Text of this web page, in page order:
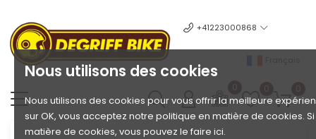
Nous utilisons des cookies
Nous utilisons des cookies pour vous offrir la meilleure
sur OK, vous acceptez notre politique en matière de cookies.
matière de cookies, vous pouvez le faire ici.
+41223000868